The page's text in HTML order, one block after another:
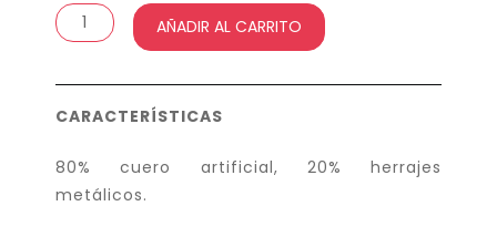
y
esposas
cantidad
AÑADIR AL CARRITO
CARACTERÍSTICAS
80% cuero artificial, 20% herrajes
metálicos.